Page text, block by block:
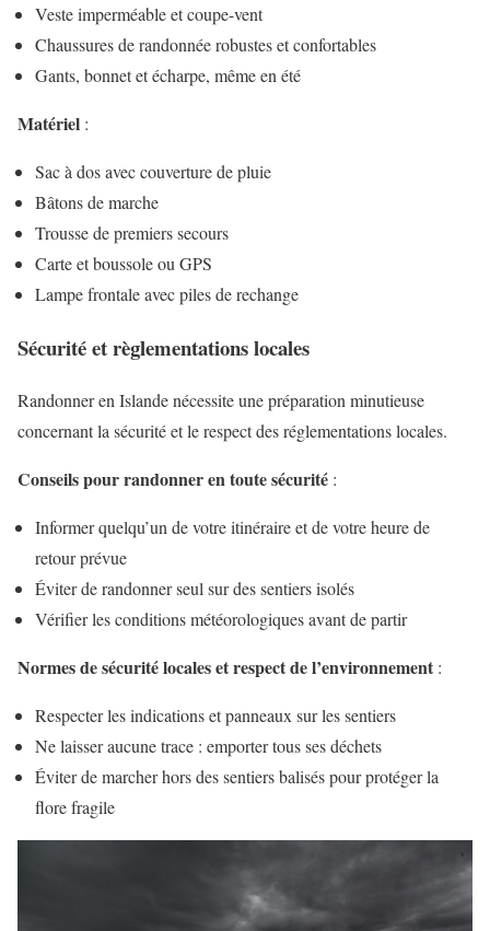
Veste imperméable et coupe-vent
Chaussures de randonnée robustes et confortables
Gants, bonnet et écharpe, même en été
Matériel :
Sac à dos avec couverture de pluie
Bâtons de marche
Trousse de premiers secours
Carte et boussole ou GPS
Lampe frontale avec piles de rechange
Sécurité et règlementations locales
Randonner en Islande nécessite une préparation minutieuse
concernant la sécurité et le respect des réglementations locales.
Conseils pour randonner en toute sécurité :
Informer quelqu’un de votre itinéraire et de votre heure de
retour prévue
Éviter de randonner seul sur des sentiers isolés
Vérifier les conditions météorologiques avant de partir
Normes de sécurité locales et respect de l’environnement :
Respecter les indications et panneaux sur les sentiers
Ne laisser aucune trace : emporter tous ses déchets
Éviter de marcher hors des sentiers balisés pour protéger la
flore fragile